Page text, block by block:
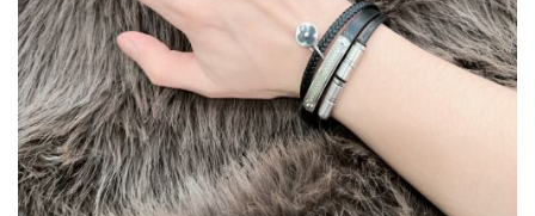
管
理
せ
2026人気特集
バッグ
財布
時計
服
ズボン
衣装セット
靴
住まい用品
アクセサリー
ベルト
スカーフ
アイフォーンケ
ース
小物
最